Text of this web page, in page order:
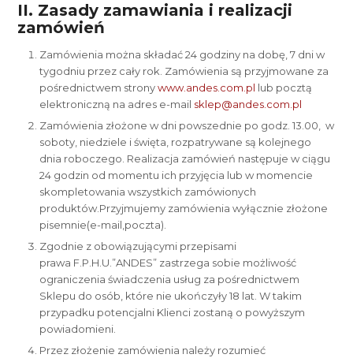
II. Zasady zamawiania i realizacji
zamówień
Zamówienia można składać 24 godziny na dobę, 7 dni w
tygodniu przez cały rok. Zamówienia są przyjmowane za
pośrednictwem stronywww.andes.com.pl lub pocztą
elektroniczną na adres e-mail sklep@andes.com.pl
Zamówienia złożone w dni powszednie po godz. 13.00, w
soboty, niedziele i święta, rozpatrywane są kolejnego
dnia roboczego. Realizacja zamówień następuje w ciągu
24 godzin od momentu ich przyjęcia lub w momencie
skompletowania wszystkich zamówionych
produktów.Przyjmujemy zamówienia wyłącznie złożone
pisemnie(e-mail,poczta).
Zgodnie z obowiązującymi przepisami
prawa F.P.H.U.”ANDES” zastrzega sobie możliwość
ograniczenia świadczenia usług za pośrednictwem
Sklepu do osób, które nie ukończyły 18 lat. W takim
przypadku potencjalni Klienci zostaną o powyższym
powiadomieni.
Przez złożenie zamówienia należy rozumieć